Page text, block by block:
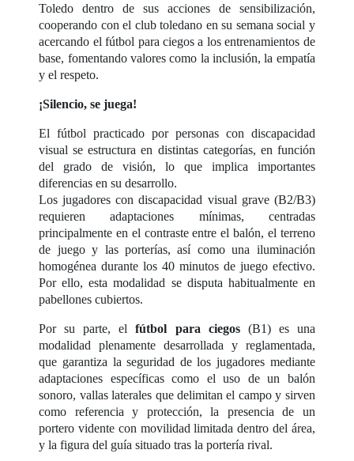
Toledo dentro de sus acciones de sensibilización,
cooperando con el club toledano en su semana social y
acercando el fútbol para ciegos a los entrenamientos de
base, fomentando valores como la inclusión, la empatía
y el respeto.
¡Silencio, se juega!
El fútbol practicado por personas con discapacidad
visual se estructura en distintas categorías, en función
del grado de visión, lo que implica importantes
diferencias en su desarrollo.
Los jugadores con discapacidad visual grave (B2/B3)
requieren adaptaciones mínimas, centradas
principalmente en el contraste entre el balón, el terreno
de juego y las porterías, así como una iluminación
homogénea durante los 40 minutos de juego efectivo.
Por ello, esta modalidad se disputa habitualmente en
pabellones cubiertos.
Por su parte, elfútbol para ciegos(B1) es una
modalidad plenamente desarrollada y reglamentada,
que garantiza la seguridad de los jugadores mediante
adaptaciones específicas como el uso de un balón
sonoro, vallas laterales que delimitan el campo y sirven
como referencia y protección, la presencia de un
portero vidente con movilidad limitada dentro del área,
y la figura del guía situado tras la portería rival.